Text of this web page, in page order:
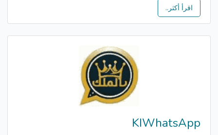
اقرأ أكثر..
KIWhatsApp